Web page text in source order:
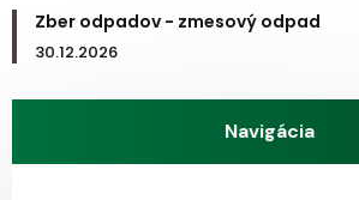
Zber odpadov - zmesový odpad
30.12.2026
Navigácia